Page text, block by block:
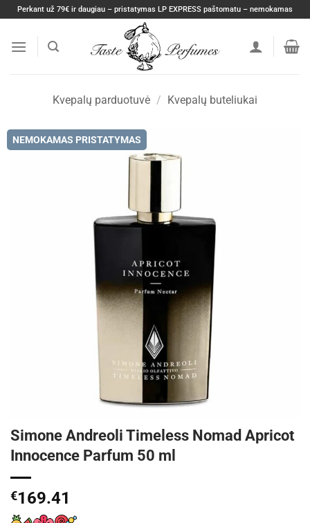
Skip
content
Perkant už 79€ ir daugiau – pristatymas LP EXPRESS paštomatu – nemokamas
Kvepalų parduotuvė / Kvepalų buteliukai
NEMOKAMAS PRISTATYMAS
Simone Andreoli Timeless Nomad Apricot
Innocence Parfum 50 ml
€169.41